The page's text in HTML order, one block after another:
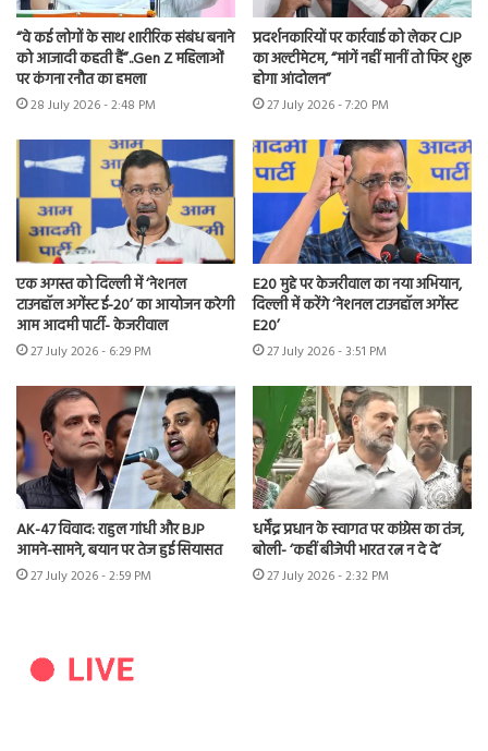
“वे कई लोगों के साथ शारीरिक संबंध बनाने
को आजादी कहती हैं”..Gen Z महिलाओं
पर कंगना रनौत का हमला
28 July 2026 - 2:48 PM
प्रदर्शनकारियों पर कार्रवाई को लेकर CJP
का अल्टीमेटम, “मांगें नहीं मानीं तो फिर शुरू
होगा आंदोलन”
27 July 2026 - 7:20 PM
एक अगस्त को दिल्ली में ‘नेशनल
टाउनहॉल अगेंस्ट ई-20’ का आयोजन करेगी
आम आदमी पार्टी- केजरीवाल
27 July 2026 - 6:29 PM
E20 मुद्दे पर केजरीवाल का नया अभियान,
दिल्ली में करेंगे ‘नेशनल टाउनहॉल अगेंस्ट
E20’
27 July 2026 - 3:51 PM
AK-47 विवाद: राहुल गांधी और BJP
आमने-सामने, बयान पर तेज हुई सियासत
27 July 2026 - 2:59 PM
धर्मेंद्र प्रधान के स्वागत पर कांग्रेस का तंज,
बोली- ‘कहीं बीजेपी भारत रत्न न दे दे’
27 July 2026 - 2:32 PM